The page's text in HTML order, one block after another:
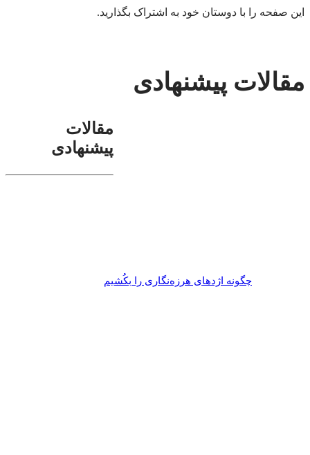
این صفحه را با دوستان خود به اشتراک بگذارید.
مقالات پیشنهادی
چگونه اژدهای هرزه‌نگاری را بکُشیم
مقالات
پیشنهادی